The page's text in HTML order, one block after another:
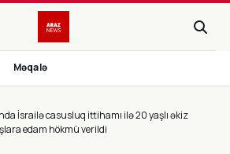
Məqalə
İsrailə casusluq ittihamı ilə 20 yaşlı əkiz
edam hökmü verildi